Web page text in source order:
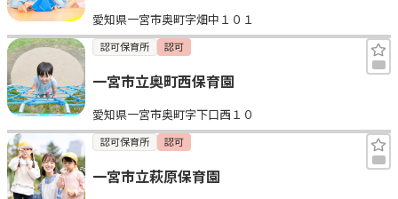
愛知県一宮市奥町字畑中１０１
認可保育所 認可
一宮市立奥町西保育園
愛知県一宮市奥町字下口西１０
認可保育所 認可
一宮市立萩原保育園